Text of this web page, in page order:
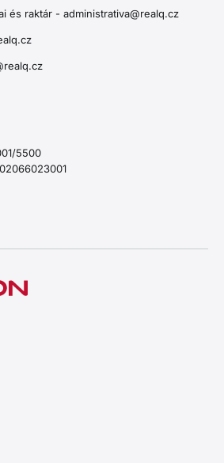
és raktár - administrativa@realq.cz
5500